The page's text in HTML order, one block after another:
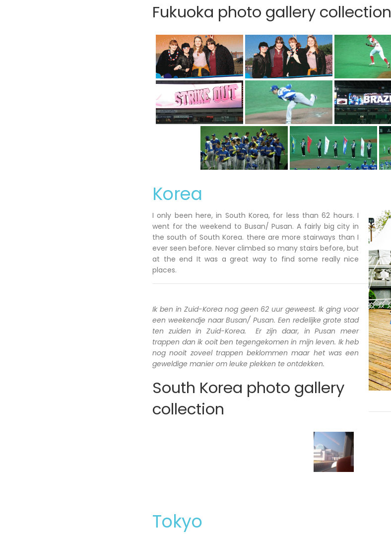
Fukuoka photo gallery collection
Korea
I only been here, in South Korea, for less than 62 hours. I
went for the weekend to Busan/ Pusan. A fairly big city in
the south of South Korea. there are more stairways than I
ever seen before. Never climbed so many stairs before, but
at the end It was a great way to find some really nice
places.
Ik ben in Zuid-Korea nog geen 62 uur geweest. Ik ging voor
een weekendje naar Busan/ Pusan. Een redelijke grote stad
ten zuiden in Zuid-Korea. Er zijn daar, in Pusan meer
trappen dan ik ooit ben tegengekomen in mijn leven. Ik heb
nog nooit zoveel trappen beklommen maar het was een
geweldige manier om leuke plekken te ontdekken.
South Korea photo gallery
collection
Tokyo